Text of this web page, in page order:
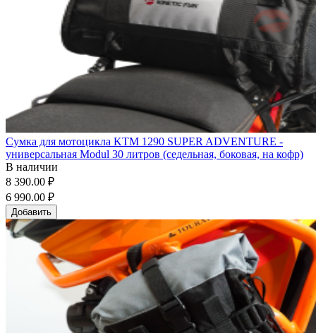
Сумка для мотоцикла KTM 1290 SUPER ADVENTURE -
универсальная Modul 30 литров (седельная, боковая, на кофр)
В наличии
8 390.00 ₽
6 990.00 ₽
Добавить